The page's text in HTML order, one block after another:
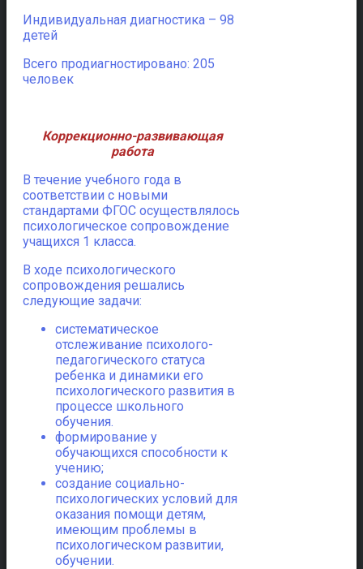
Индивидуальная диагностика – 98
детей
Всего продиагностировано: 205
человек
Коррекционно-развивающая
работа
В течение учебного года в
соответствии с новыми
стандартами ФГОС осуществлялось
психологическое сопровождение
учащихся 1 класса.
В ходе психологического
сопровождения решались
следующие задачи:
систематическое
отслеживание психолого-
педагогического статуса
ребенка и динамики его
психологического развития в
процессе школьного
обучения.
формирование у
обучающихся способности к
учению;
создание социально-
психологических условий для
оказания помощи детям,
имеющим проблемы в
психологическом развитии,
обучении.